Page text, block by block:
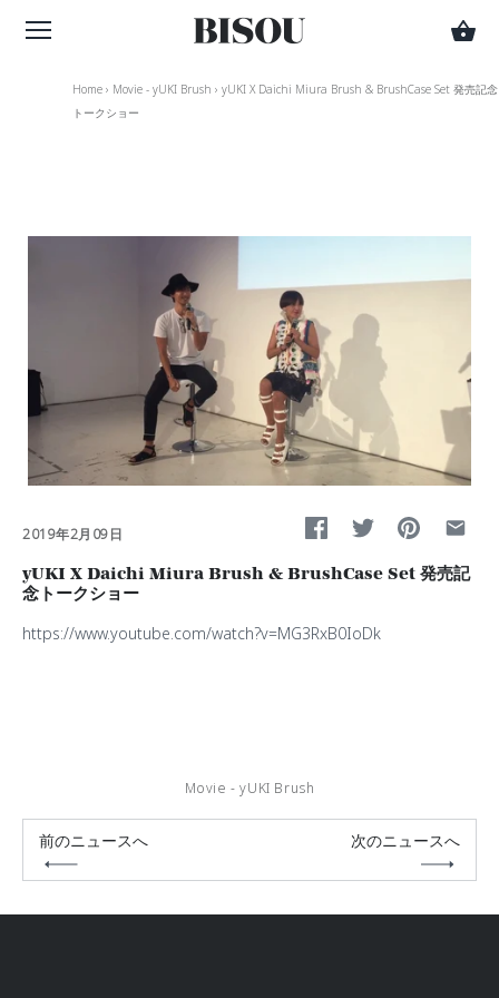
Home › Movie - yUKI Brush › yUKI X Daichi Miura Brush & BrushCase Set 発売記念
トークショー
2019年2月09日
yUKI X Daichi Miura Brush & BrushCase Set 発売記
念トークショー
https://www.youtube.com/watch?v=MG3RxB0IoDk
Movie - yUKI Brush
前のニュースへ 次のニュースへ